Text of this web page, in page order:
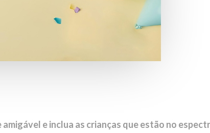
e inclua as crianças que estão no